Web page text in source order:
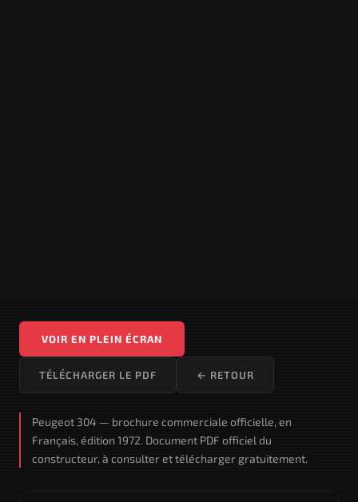
VOIR EN PLEIN ÉCRAN
TÉLÉCHARGER LE PDF ← RETOUR
Peugeot 304 — brochure commerciale officielle, en
Français, édition 1972. Document PDF officiel du
constructeur, à consulter et télécharger gratuitement.